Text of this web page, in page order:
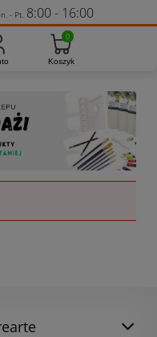
- Pt. 8:00 - 16:00